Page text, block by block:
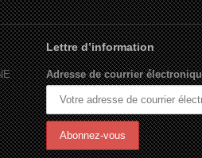
Lettre d’information
Adresse de courrier